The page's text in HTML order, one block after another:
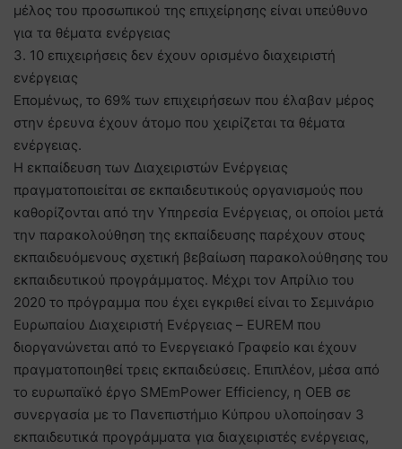
μέλος του προσωπικού της επιχείρησης είναι υπεύθυνο
για τα θέματα ενέργειας
3. 10 επιχειρήσεις δεν έχουν ορισμένο διαχειριστή
ενέργειας
Επομένως, το 69% των επιχειρήσεων που έλαβαν μέρος
στην έρευνα έχουν άτομο που χειρίζεται τα θέματα
ενέργειας.
Η εκπαίδευση των Διαχειριστών Ενέργειας
πραγματοποιείται σε εκπαιδευτικούς οργανισμούς που
καθορίζονται από την Υπηρεσία Ενέργειας, οι οποίοι μετά
την παρακολούθηση της εκπαίδευσης παρέχουν στους
εκπαιδευόμενους σχετική βεβαίωση παρακολούθησης του
εκπαιδευτικού προγράμματος. Μέχρι τον Απρίλιο του
2020 το πρόγραμμα που έχει εγκριθεί είναι το Σεμινάριο
Ευρωπαίου Διαχειριστή Ενέργειας – EUREM που
διοργανώνεται από το Ενεργειακό Γραφείο και έχουν
πραγματοποιηθεί τρεις εκπαιδεύσεις. Επιπλέον, μέσα από
το ευρωπαϊκό έργο SMEmPower Efficiency, η ΟΕΒ σε
συνεργασία με το Πανεπιστήμιο Κύπρου υλοποίησαν 3
εκπαιδευτικά προγράμματα για διαχειριστές ενέργειας,